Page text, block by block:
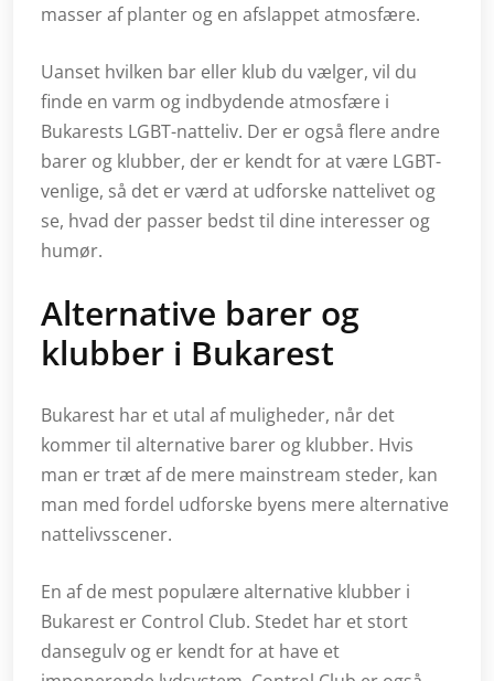
masser af planter og en afslappet atmosfære.
Uanset hvilken bar eller klub du vælger, vil du
finde en varm og indbydende atmosfære i
Bukarests LGBT-natteliv. Der er også flere andre
barer og klubber, der er kendt for at være LGBT-
venlige, så det er værd at udforske nattelivet og
se, hvad der passer bedst til dine interesser og
humør.
Alternative barer og
klubber i Bukarest
Bukarest har et utal af muligheder, når det
kommer til alternative barer og klubber. Hvis
man er træt af de mere mainstream steder, kan
man med fordel udforske byens mere alternative
nattelivsscener.
En af de mest populære alternative klubber i
Bukarest er Control Club. Stedet har et stort
dansegulv og er kendt for at have et